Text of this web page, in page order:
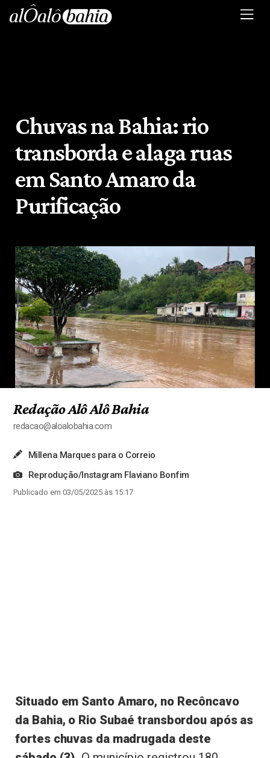
Chuvas na Bahia: rio
transborda e alaga ruas
em Santo Amaro da
Purificação
Redação Alô Alô Bahia
redacao@aloalobahia.com
Millena Marques para o Correio
Reprodução/Instagram Flaviano Bonfim
Publicado em 03/05/2025 às 15:17
Situado em Santo Amaro, no Recôncavo
da Bahia, o Rio Subaé transbordou após as
fortes chuvas da madrugada deste